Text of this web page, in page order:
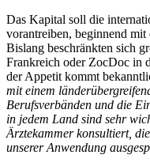
Das Kapital soll die
vorantreiben, beginnend
Bislang beschränkten sich
Frankreich oder ZocDoc in
der Appetit kommt
mit einem
Berufsverbänden und die
in jedem Land sind sehr
Ärztekammer konsultiert,
unserer Anwendung